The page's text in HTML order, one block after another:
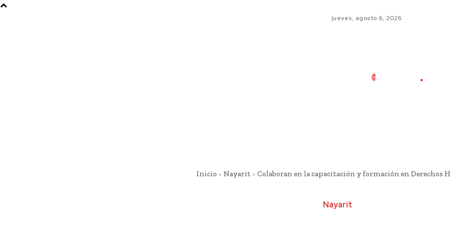
jueves, agosto 6, 2026
Inicio Nayarit Colaboran en la capacitación y formación en Derechos
Nayarit